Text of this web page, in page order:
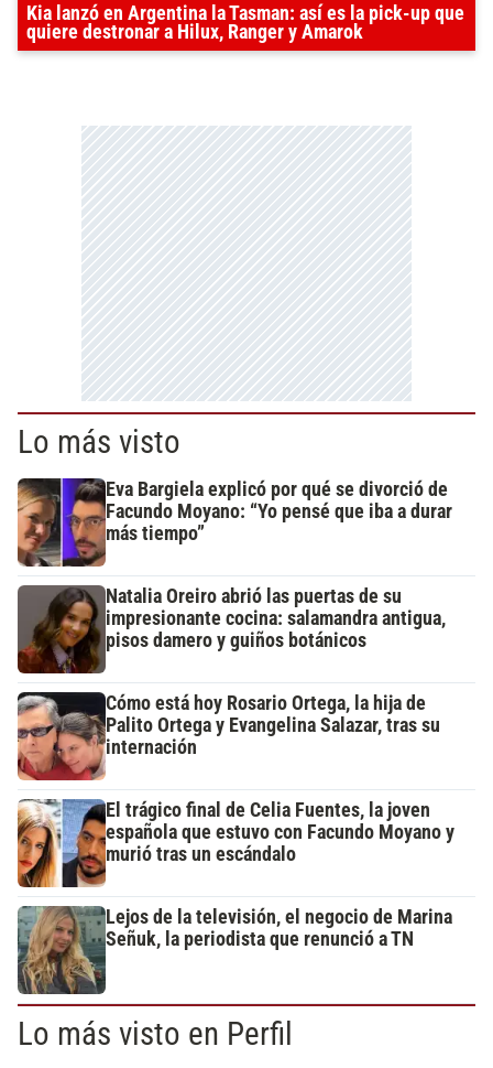
Kia lanzó en Argentina la Tasman: así es la pick-up que
quiere destronar a Hilux, Ranger y Amarok
Lo más visto
Eva Bargiela explicó por qué se divorció de
Facundo Moyano: “Yo pensé que iba a durar
más tiempo”
Natalia Oreiro abrió las puertas de su
impresionante cocina: salamandra antigua,
pisos damero y guiños botánicos
Cómo está hoy Rosario Ortega, la hija de
Palito Ortega y Evangelina Salazar, tras su
internación
El trágico final de Celia Fuentes, la joven
española que estuvo con Facundo Moyano y
murió tras un escándalo
Lejos de la televisión, el negocio de Marina
Señuk, la periodista que renunció a TN
Lo más visto en Perfil